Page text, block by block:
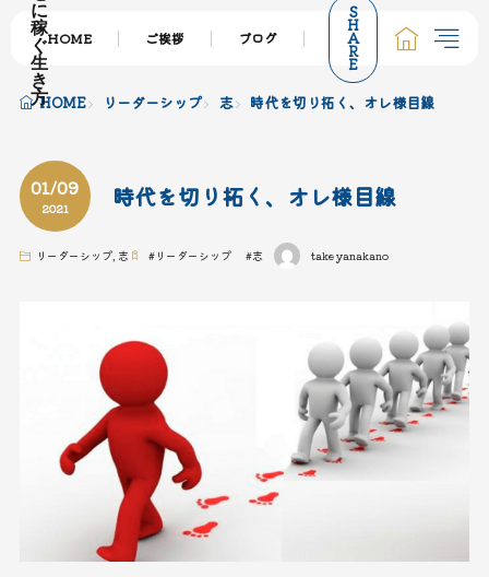
に
稼
ぐ
生
き
方
HOME ご挨拶 ブログ サービス一覧
S
H
A
R
E
HOME
リーダーシップ 志 時代を切り拓く、オレ様目線
01/09
2021 時代を切り拓く、オレ様目線
リーダーシップ, 志 #リーダーシップ #志 takeyanakano